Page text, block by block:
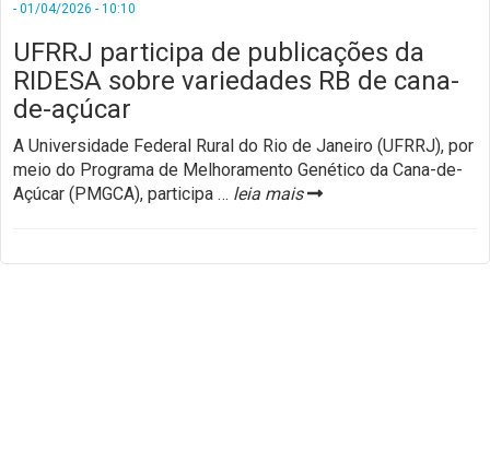
- 01/04/2026 - 10:10
UFRRJ participa de publicações da
RIDESA sobre variedades RB de cana-
de-açúcar
A Universidade Federal Rural do Rio de Janeiro (UFRRJ), por
meio do Programa de Melhoramento Genético da Cana-de-
Açúcar (PMGCA), participa… leia mais